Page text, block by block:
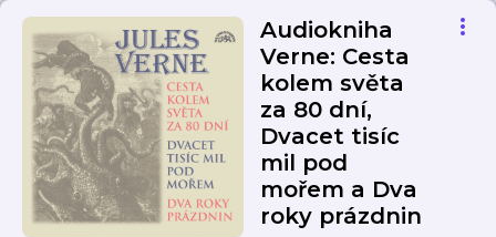
Audiokniha
Verne: Cesta
kolem světa
za 80 dní,
Dvacet tisíc
mil pod
mořem a Dva
roky prázdnin